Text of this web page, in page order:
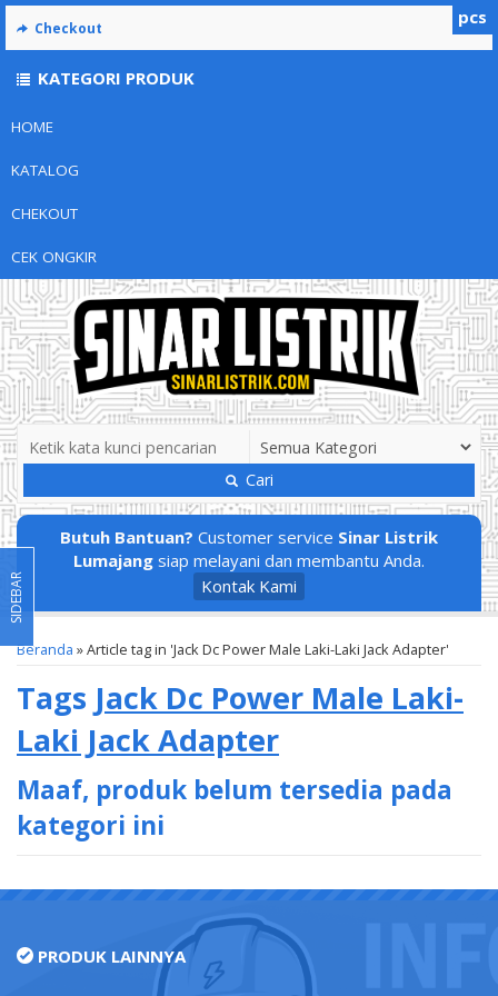
HOME
KATALOG
CHEKOUT
CEK ONGKIR
Cari
Butuh Bantuan? Customer service Sinar Listrik
Lumajang siap melayani dan membantu Anda.
Kontak Kami
Beranda »Article tag in 'Jack Dc Power Male Laki-Laki Jack Adapter'
Tags Jack Dc Power Male Laki-
Laki Jack Adapter
Maaf, produk belum tersedia pada
kategori ini
pcs
Checkout
KATEGORI PRODUK
SIDEBAR
PRODUK LAINNYA